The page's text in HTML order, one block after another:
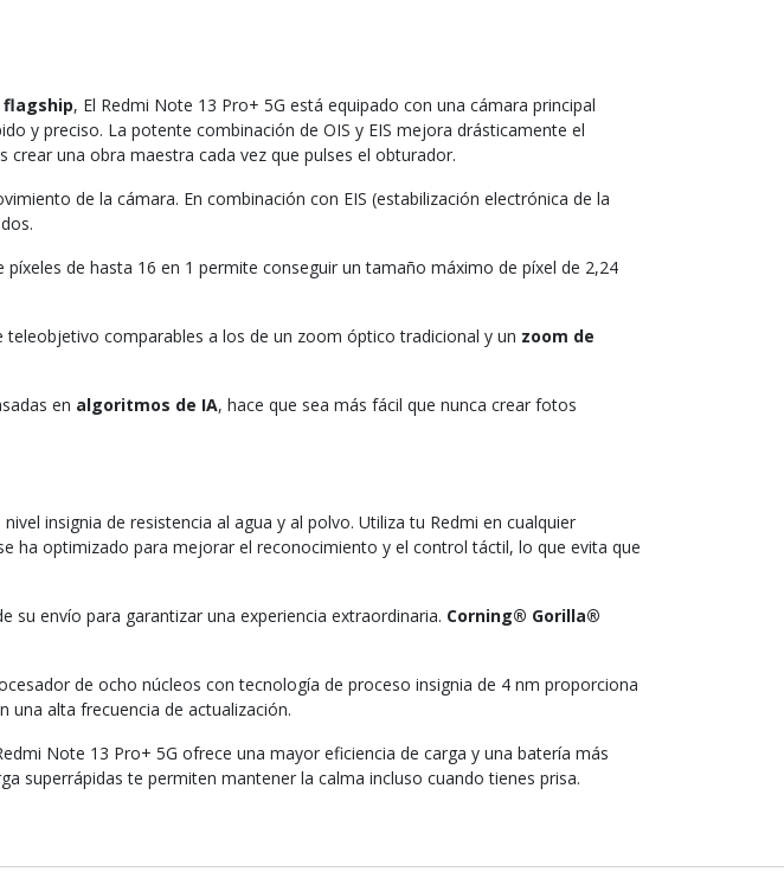
flagship, El Redmi Note 13 Pro+ 5G está equipado con una cámara principal
y preciso. La potente combinación de OIS y EIS mejora drásticamente el
una obra maestra cada vez que pulses el obturador.
de la cámara. En combinación con EIS (estabilización electrónica de la
de hasta 16 en 1 permite conseguir un tamaño máximo de píxel de 2,24
comparables a los de un zoom óptico tradicional y un zoom de
en algoritmos de IA, hace que sea más fácil que nunca crear fotos
insignia de resistencia al agua y al polvo. Utiliza tu Redmi en cualquier
ha optimizado para mejorar el reconocimiento y el control táctil, lo que evita que
su envío para garantizar una experiencia extraordinaria. Corning® Gorilla®
de ocho núcleos con tecnología de proceso insignia de 4 nm proporciona
una alta frecuencia de actualización.
Note 13 Pro+ 5G ofrece una mayor eficiencia de carga y una batería más
superrápidas te permiten mantener la calma incluso cuando tienes prisa.